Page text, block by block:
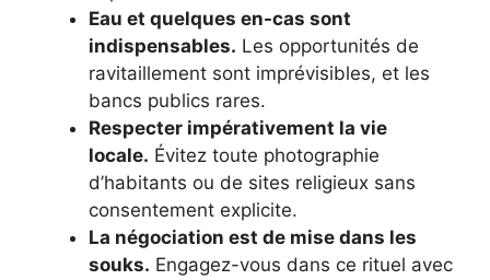
Eau et quelques en-cas sont
indispensables. Les opportunités de
ravitaillement sont imprévisibles, et les
bancs publics rares.
Respecter impérativement la vie
locale. Évitez toute photographie
d’habitants ou de sites religieux sans
consentement explicite.
La négociation est de mise dans les
souks. Engagez-vous dans ce rituel avec